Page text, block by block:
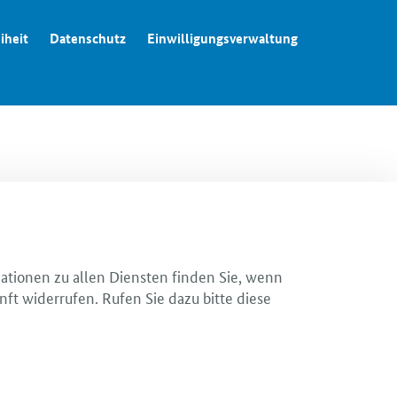
Datenschutz Einwilligungsverwaltung
zu allen Diensten finden Sie, wenn
widerrufen. Rufen Sie dazu bitte diese